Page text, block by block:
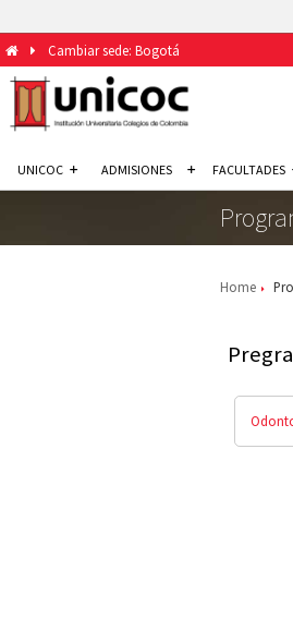
Cambiar sede: Bogotá
UNICOC ADMISIONES FACULTADES
Home